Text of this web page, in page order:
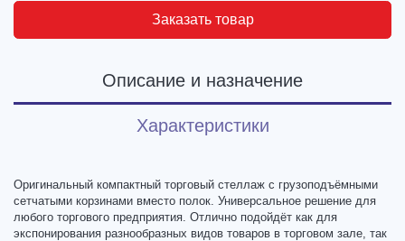
Заказать товар
Описание и назначение
Характеристики
Оригинальный компактный торговый стеллаж с грузоподъёмными
сетчатыми корзинами вместо полок. Универсальное решение для
любого торгового предприятия. Отлично подойдёт как для
экспонирования разнообразных видов товаров в торговом зале, так